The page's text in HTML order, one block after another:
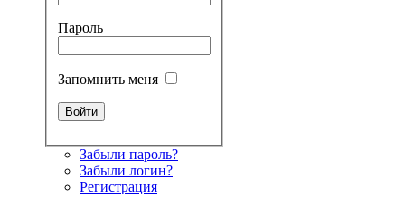
Пароль
Запомнить меня
Забыли пароль?
Забыли логин?
Регистрация